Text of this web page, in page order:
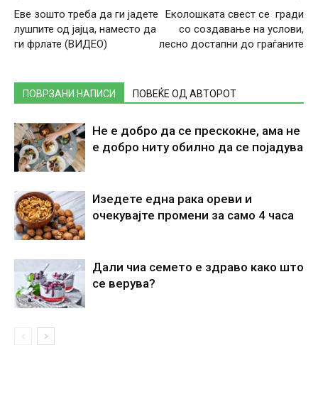
Еве зошто треба да ги јадете
лушпите од јајца, наместо да
ги фрлате (ВИДЕО)
Еколошката свест се гради
со создавање на услови,
лесно достапни до граѓаните
ПОВРЗАНИ НАПИСИ ПОВЕЌЕ ОД АВТОРОТ
Не е добро да се прескокне, ама не
е добро ниту обилно да се појадува
Изедете една рака ореви и
очекувајте промени за само 4 часа
Дали чиа семето е здраво како што
се верува?